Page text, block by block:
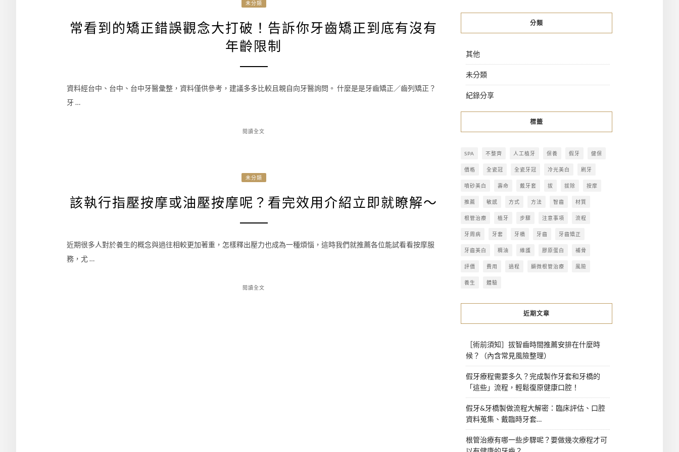
未分類
常看到的矯正錯誤觀念大打破！告訴你牙齒矯正到底有沒有
年齡限制
資料經台中、台中、台中牙醫彙整，資料僅供參考，建議多多比較且親自向牙醫詢問。 什麼是是牙齒矯正／齒列矯正？
牙 …
閱讀全文
未分類
該執行指壓按摩或油壓按摩呢？看完效用介紹立即就瞭解～
近期很多人對於養生的概念與過往相較更加著重，怎樣釋出壓力也成為一種煩惱，這時我們就推薦各位能試看看按摩服
務，尤 …
閱讀全文
分類
其他
未分類
紀錄分享
標籤
SPA 不整齊 人工植牙 保養 假牙 健保
價格 全瓷冠 全瓷牙冠 冷光美白 刷牙
噴砂美白 壽命 戴牙套 拔 拔除 按摩
推薦 敏感 方式 方法 智齒 材質
根管治療 植牙 步驟 注意事項 流程
牙周病 牙套 牙橋 牙齒 牙齒矯正
牙齒美白 精油 維護 膠原蛋白 補骨
評價 費用 過程 顯微根管治療 風險
養生 體驗
近期文章
［術前須知］拔智齒時間推薦安排在什麼時
候？（內含常見風險整理）
假牙療程需要多久？完成製作牙套和牙橋的
「這些」流程，輕鬆復原健康口腔！
假牙&牙橋製做流程大解密：臨床評估、口腔
資料蒐集、戴臨時牙套…
根管治療有哪一些步驟呢？要做幾次療程才可